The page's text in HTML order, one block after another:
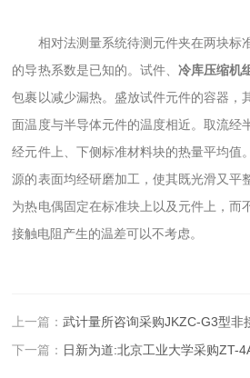
相对法测量系统待测元件夹在两块标
的导热系数是已知的。试件、 冷库压缩机
包裹以减少漏热。盛放试件元件的容器，
面温度与半导体元件的温度相近。取流经
经元件上、下侧标准材料块的热量平均值
源的表面均经研磨加工，使其既光滑又平
为热电偶固定在标准块上以及元件上，而
接触电阻产生的温差可以不考虑。
上一篇：武计量所咨询采购JKZC-G3型非接
下一篇： 日新为道:北京工业大学采购ZT-4A